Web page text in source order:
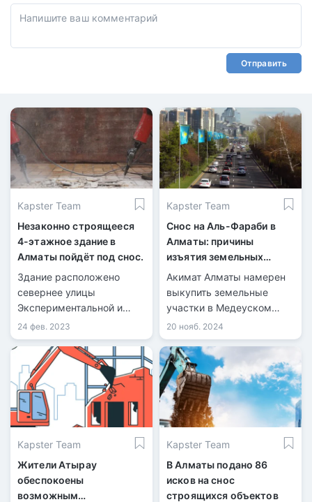
Отправить
Kapster Team
Незаконно строящееся
4-этажное здание в
Алматы пойдёт под снос.
Здание расположено
севернее улицы
Экспериментальной и
восточнее улицы
Ходжанова в
Бостандыкском районе и
должно было стать
административным
центром. По данным
Управления
градостроительного
контроля, проект
строился без экспертизы
и с отклонениями от
утвержденного генплана.
24 фев. 2023
Kapster Team
Снос на Аль-Фараби в
Алматы: причины
изъятия земельных
участков
Акимат Алматы намерен
выкупить земельные
участки в Медеуском
районе для строительства
конгресс-холла на пр.
Аль-Фараби.
20 нояб. 2024
Kapster Team
Жители Атырау
обеспокоены
возможным
Kapster Team
В Алматы подано 86
исков на снос
строящихся объектов